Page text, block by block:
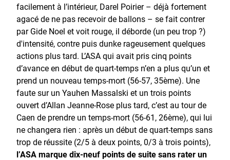
facilement à l’intérieur, Darel Poirier – déjà fortement
agacé de ne pas recevoir de ballons – se fait contrer
par Gide Noel et voit rouge, il déborde (un peu trop ?)
d'intensité, contre puis dunke rageusement quelques
actions plus tard. L’ASA qui avait pris cinq points
d’avance en début de quart-temps n’en a plus qu’un et
prend un nouveau temps-mort (56-57, 35ème). Une
faute sur un Yauhen Massalski et un trois points
ouvert d’Allan Jeanne-Rose plus tard, c’est au tour de
Caen de prendre un temps-mort (56-61, 26ème), qui lui
ne changera rien : après un début de quart-temps sans
trop de réussite (2/5 à deux points, 0/3 à trois points),
l’ASA marque dix-neuf points de suite sans rater un